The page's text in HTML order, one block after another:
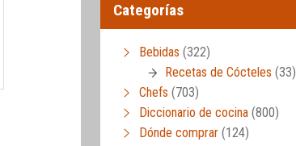
Categorías
Bebidas (322)
Recetas de Cócteles (33)
Chefs (703)
Diccionario de cocina (800)
Dónde comprar (124)